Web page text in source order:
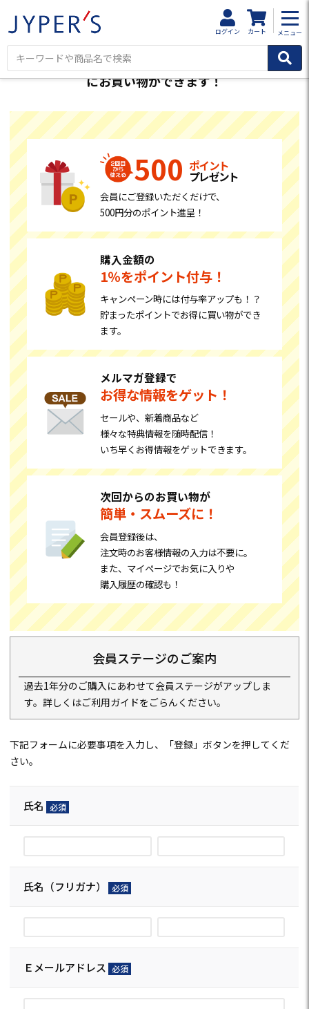
ログイン カート メニュー
HOME 会員登録
会員登録で、
にお買い物ができます！
500 ポイント
プレゼント
会員にご登録いただくだけで、
500円分のポイント進呈！
購入金額の
1％をポイント付与！
キャンペーン時には付与率アップも！？
貯まったポイントでお得に買い物ができ
ます。
メルマガ登録で
お得な情報をゲット！
セールや、新着商品など
様々な特典情報を随時配信！
いち早くお得情報をゲットできます。
次回からのお買い物が
簡単・スムーズに！
会員登録後は、
注文時のお客様情報の入力は不要に。
また、マイページでお気に入りや
購入履歴の確認も！
会員ステージのご案内
過去1年分のご購入にあわせて会員ステージがアップしま
す。詳しくはご利用ガイドをごらんください。
下記フォームに必要事項を入力し、「登録」ボタンを押してくだ
さい。
氏名
氏名（フリガナ）
Ｅメールアドレス